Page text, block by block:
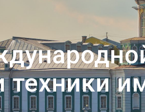
техники